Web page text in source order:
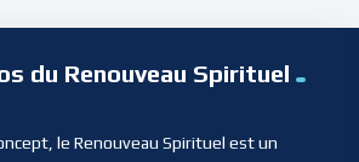
du Renouveau Spirituel
le Renouveau Spirituel est un